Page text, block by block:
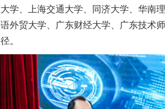
学、上海交通大学、同济大学、华南
外贸大学、广东财经大学、广东技术
。